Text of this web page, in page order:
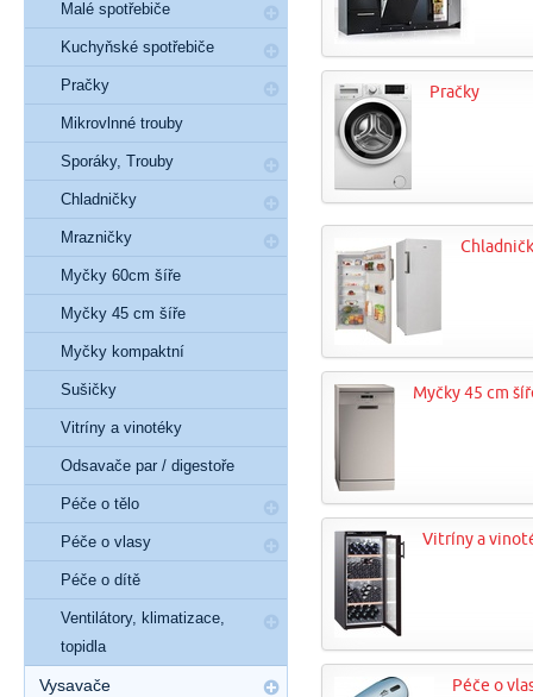
Pračky
Myčky 45 cm
Vitríny a
Péče o
Malé spotřebiče
Kuchyňské spotřebiče
Pračky
Mikrovlnné trouby
Sporáky, Trouby
Chladničky
Mrazničky
Myčky 60cm šíře
Myčky 45 cm šíře
Myčky kompaktní
Sušičky
Vitríny a vinotéky
Odsavače par / digestoře
Péče o tělo
Péče o vlasy
Péče o dítě
Ventilátory, klimatizace,
topidla
Vysavače